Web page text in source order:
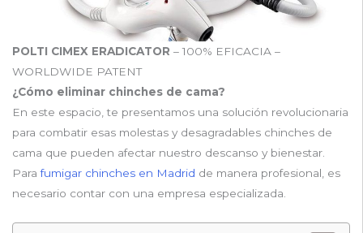
POLTI CIMEX ERADICATOR – 100% EFICACIA –
WORLDWIDE PATENT
¿Cómo eliminar chinches de cama?
En este espacio, te presentamos una solución revolucionaria
para combatir esas molestas y desagradables chinches de
cama que pueden afectar nuestro descanso y bienestar.
Parafumigar chinches en Madrid de manera profesional, es
necesario contar con una empresa especializada.